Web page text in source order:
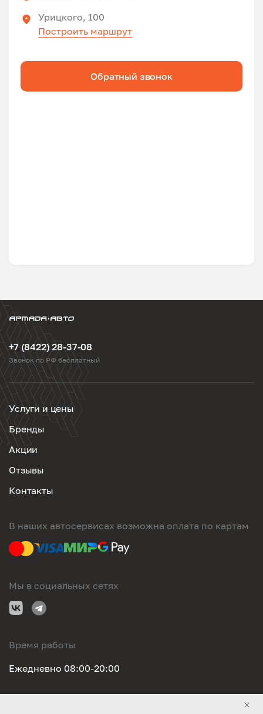
Урицкого, 100
Построить маршрут
Обратный звонок
+7 (8422) 28-37-08
Звонок по РФ бесплатный
Услуги и цены
Бренды
Акции
Отзывы
Контакты
В наших автосервисах возможна оплата по картам
Мы в социальных сетях
Время работы
Ежедневно 08:00-20:00